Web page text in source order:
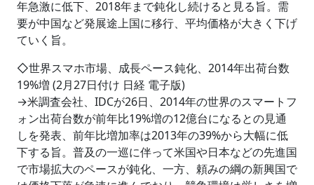
年急激に低下、2018年まで鈍化し続けると見る旨。需
要が中国など発展途上国に移行、平均価格が大きく下げ
ていく旨。
◇世界スマホ市場、成長ペース鈍化、2014年出荷台数
19%増 (2月27日付け 日経 電子版)
→米調査会社、IDCが26日、2014年の世界のスマートフ
ォン出荷台数が前年比19%増の12億台になるとの見通
しを発表、前年比増加率は2013年の39%から大幅に低
下する旨。普及の一巡に伴って米国や日本などの先進国
で市場拡大のペースが鈍化、一方、頼みの綱の新興国で